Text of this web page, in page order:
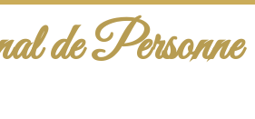
de Personne